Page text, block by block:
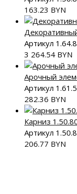
163.23 BYN
Артикул
3 264.54 BYN
Арочный
Артикул
282.36 BYN
Карниз
Артикул
206.77 BYN